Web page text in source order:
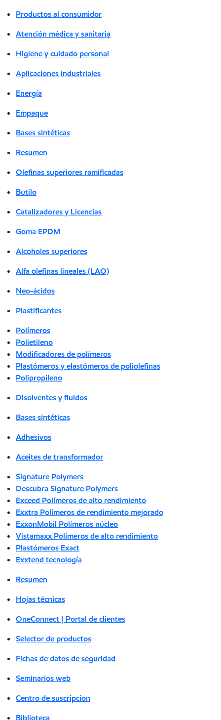
Productos al consumidor
Atención médica y sanitaria
Higiene y cuidado personal
Aplicaciones industriales
Energía
Empaque
Bases sintéticas
Resumen
Olefinas superiores ramificadas
Butilo
Catalizadores y Licencias
Goma EPDM
Alcoholes superiores
Alfa olefinas lineales (LAO)
Neo-ácidos
Plastificantes
Polímeros
Polietileno
Modificadores de polímeros
Plastómeros y elastómeros de poliolefinas
Polipropileno
Disolventes y fluidos
Bases sintéticas
Adhesivos
Aceites de transformador
Signature Polymers
Descubra Signature Polymers
Exceed Polímeros de alto rendimiento
Exxtra Polímeros de rendimiento mejorado
ExxonMobil Polímeros núcleo
Vistamaxx Polímeros de alto rendimiento
Plastómeros Exact
Exxtend tecnología
Resumen
Hojas técnicas
OneConnect | Portal de clientes
Selector de productos
Fichas de datos de seguridad
Seminarios web
Centro de suscripcion
Biblioteca